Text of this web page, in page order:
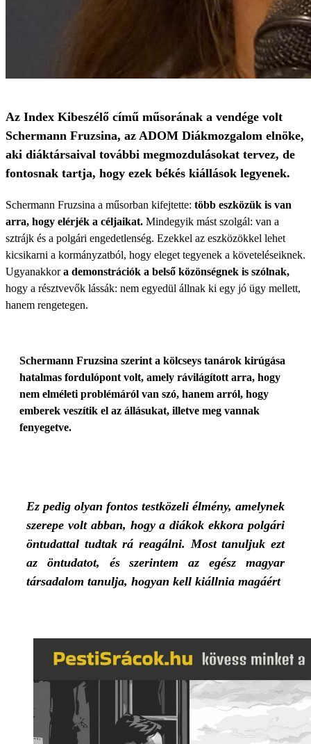
Az Index Kibeszélő című műsorának a vendége volt
Schermann Fruzsina, az ADOM Diákmozgalom elnöke,
aki diáktársaival további megmozdulásokat tervez, de
fontosnak tartja, hogy ezek békés kiállások legyenek.
Schermann Fruzsina a műsorban kifejtette: több eszközük is van
arra, hogy elérjék a céljaikat. Mindegyik mást szolgál: van a
sztrájk és a polgári engedetlenség. Ezekkel az eszközökkel lehet
kicsikarni a kormányzatból, hogy eleget tegyenek a követeléseiknek.
Ugyanakkora demonstrációk a belső közönségnek is szólnak,
hogy a résztvevők lássák: nem egyedül állnak ki egy jó ügy mellett,
hanem rengetegen.
Schermann Fruzsina szerint a kölcseys tanárok kirúgása
hatalmas fordulópont volt, amely rávilágított arra, hogy
nem elméleti problémáról van szó, hanem arról, hogy
emberek veszítik el az állásukat, illetve meg vannak
fenyegetve.
Ez pedig olyan fontos testközeli élmény, amelynek
szerepe volt abban, hogy a diákok ekkora polgári
öntudattal tudtak rá reagálni. Most tanuljuk ezt
az öntudatot, és szerintem az egész magyar
társadalom tanulja, hogyan kell kiállnia magáért